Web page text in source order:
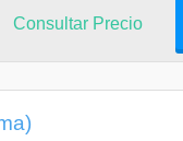
Consultar Precio